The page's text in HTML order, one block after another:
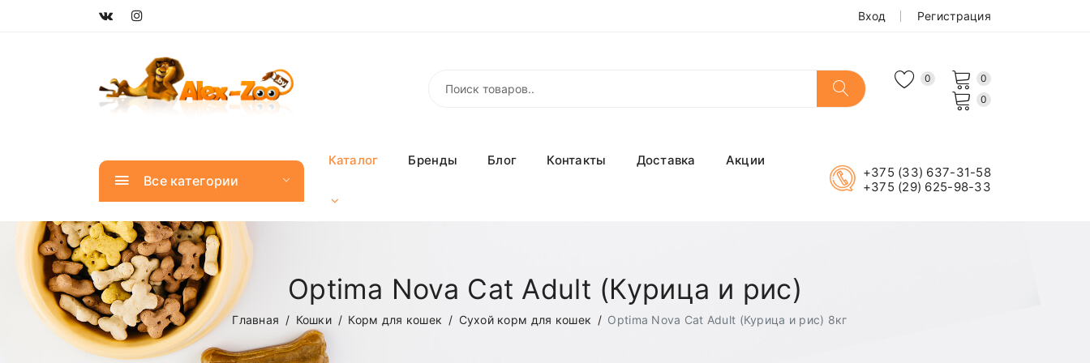
Вход Регистрация
0
0
0
Все категории
Каталог Бренды Блог Контакты Доставка Акции
+375 (33) 637-31-58
+375 (29) 625-98-33
Optima Nova Cat Adult (Курица и рис)
Главная Кошки Корм для кошек Сухой корм для кошек Optima Nova Cat Adult (Курица и рис) 8кг